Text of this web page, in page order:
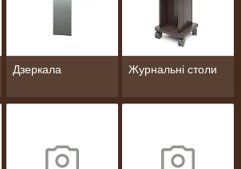
Дзеркала Журнальні столи